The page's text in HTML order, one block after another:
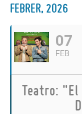
FEBRER, 2026
07
FEB
Teatro: